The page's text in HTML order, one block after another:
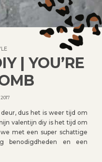
| YOU’RE
dus het is weer tijd om
valentijn diy is het tijd om
met een super schattige
benodigdheden en een